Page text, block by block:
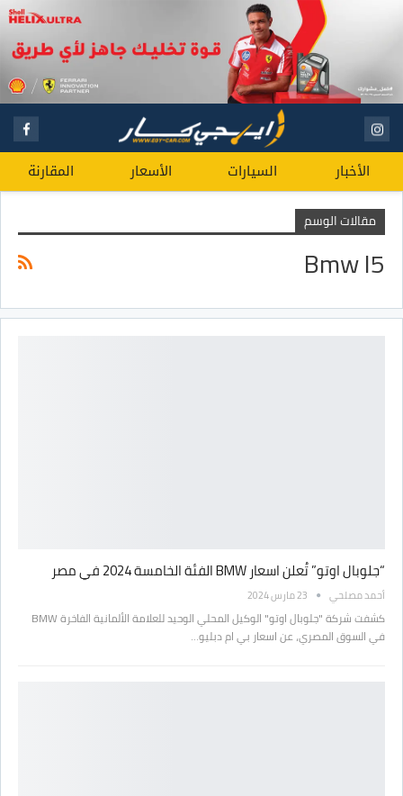
الأخبار السيارات الأسعار المقارنة
مقالات الوسم
Bmw I5
“جلوبال اوتو” تُعلن اسعار BMW الفئة الخامسة 2024 في مصر
أحمد مصلحي 23 مارس 2024
كشفت شركة "جلوبال اوتو" الوكيل المحلي الوحيد للعلامة الألمانية الفاخرة BMW
في السوق المصري، عن اسعار بي ام دبليو…